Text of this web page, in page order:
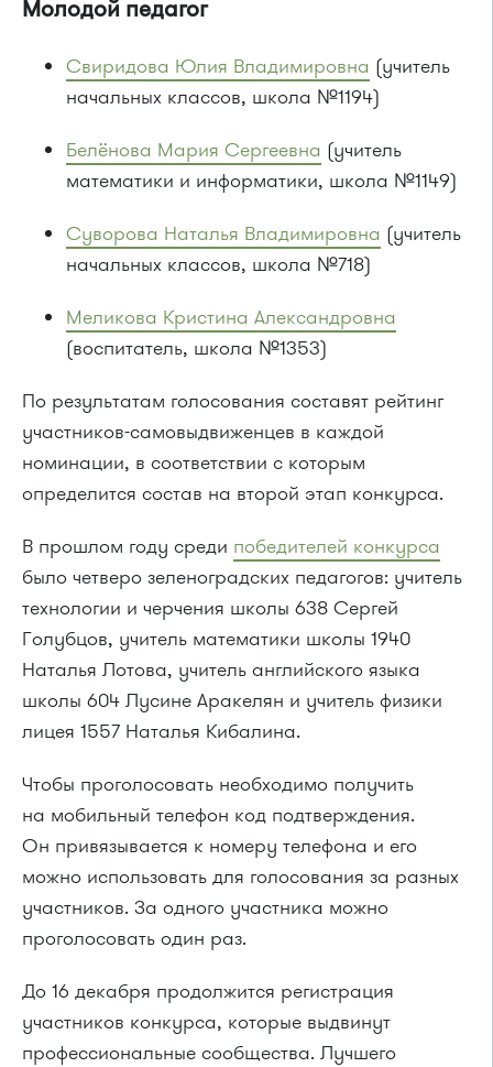
Молодой педагог
Свиридова Юлия Владимировна (учитель
начальных классов, школа №1194)
Белёнова Мария Сергеевна (учитель
математики и информатики, школа №1149)
Суворова Наталья Владимировна (учитель
начальных классов, школа №718)
Меликова Кристина Александровна
(воспитатель, школа №1353)
По результатам голосования составят рейтинг
участников-самовыдвиженцев в каждой
номинации, в соответствии с которым
определится состав на второй этап конкурса.
В прошлом году среди победителей конкурса
было четверо зеленоградских педагогов: учитель
технологии и черчения школы 638 Сергей
Голубцов, учитель математики школы 1940
Наталья Лотова, учитель английского языка
школы 604 Лусине Аракелян и учитель физики
лицея 1557 Наталья Кибалина.
Чтобы проголосовать необходимо получить
на мобильный телефон код подтверждения.
Он привязывается к номеру телефона и его
можно использовать для голосования за разных
участников. За одного участника можно
проголосовать один раз.
До 16 декабря продолжится регистрация
участников конкурса, которые выдвинут
профессиональные сообщества. Лучшего